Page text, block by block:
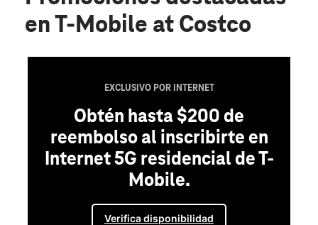
en T-Mobile at Costco
EXCLUSIVO POR INTERNET
Obtén hasta $200 de
reembolso al inscribirte en
Internet 5G residencial de T-
Mobile.
Verifica disponibilidad